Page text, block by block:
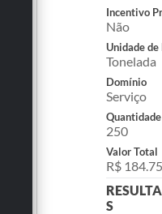
Incentivo
Não
Unidade de
Tonelada
Domínio
Serviço
Quantidade
250
Valor Total
R$
S